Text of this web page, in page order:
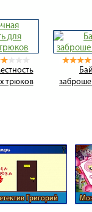
трюков
Григорий